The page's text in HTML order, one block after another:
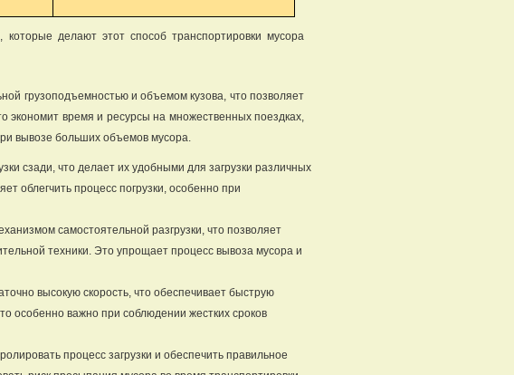
делают этот способ транспортировки мусора
грузоподъемностью и объемом кузова, что позволяет
время и ресурсы на множественных поездках,
вывозе больших объемов мусора.
сзади, что делает их удобными для загрузки различных
облегчить процесс погрузки, особенно при
самостоятельной разгрузки, что позволяет
техники. Это упрощает процесс вывоза мусора и
высокую скорость, что обеспечивает быструю
особенно важно при соблюдении жестких сроков
процесс загрузки и обеспечить правильное